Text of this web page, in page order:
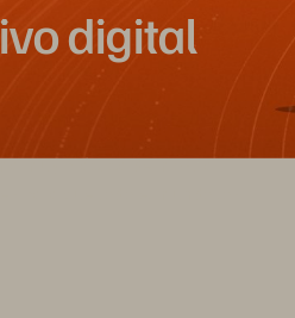
digital
muy práctica de mostrar